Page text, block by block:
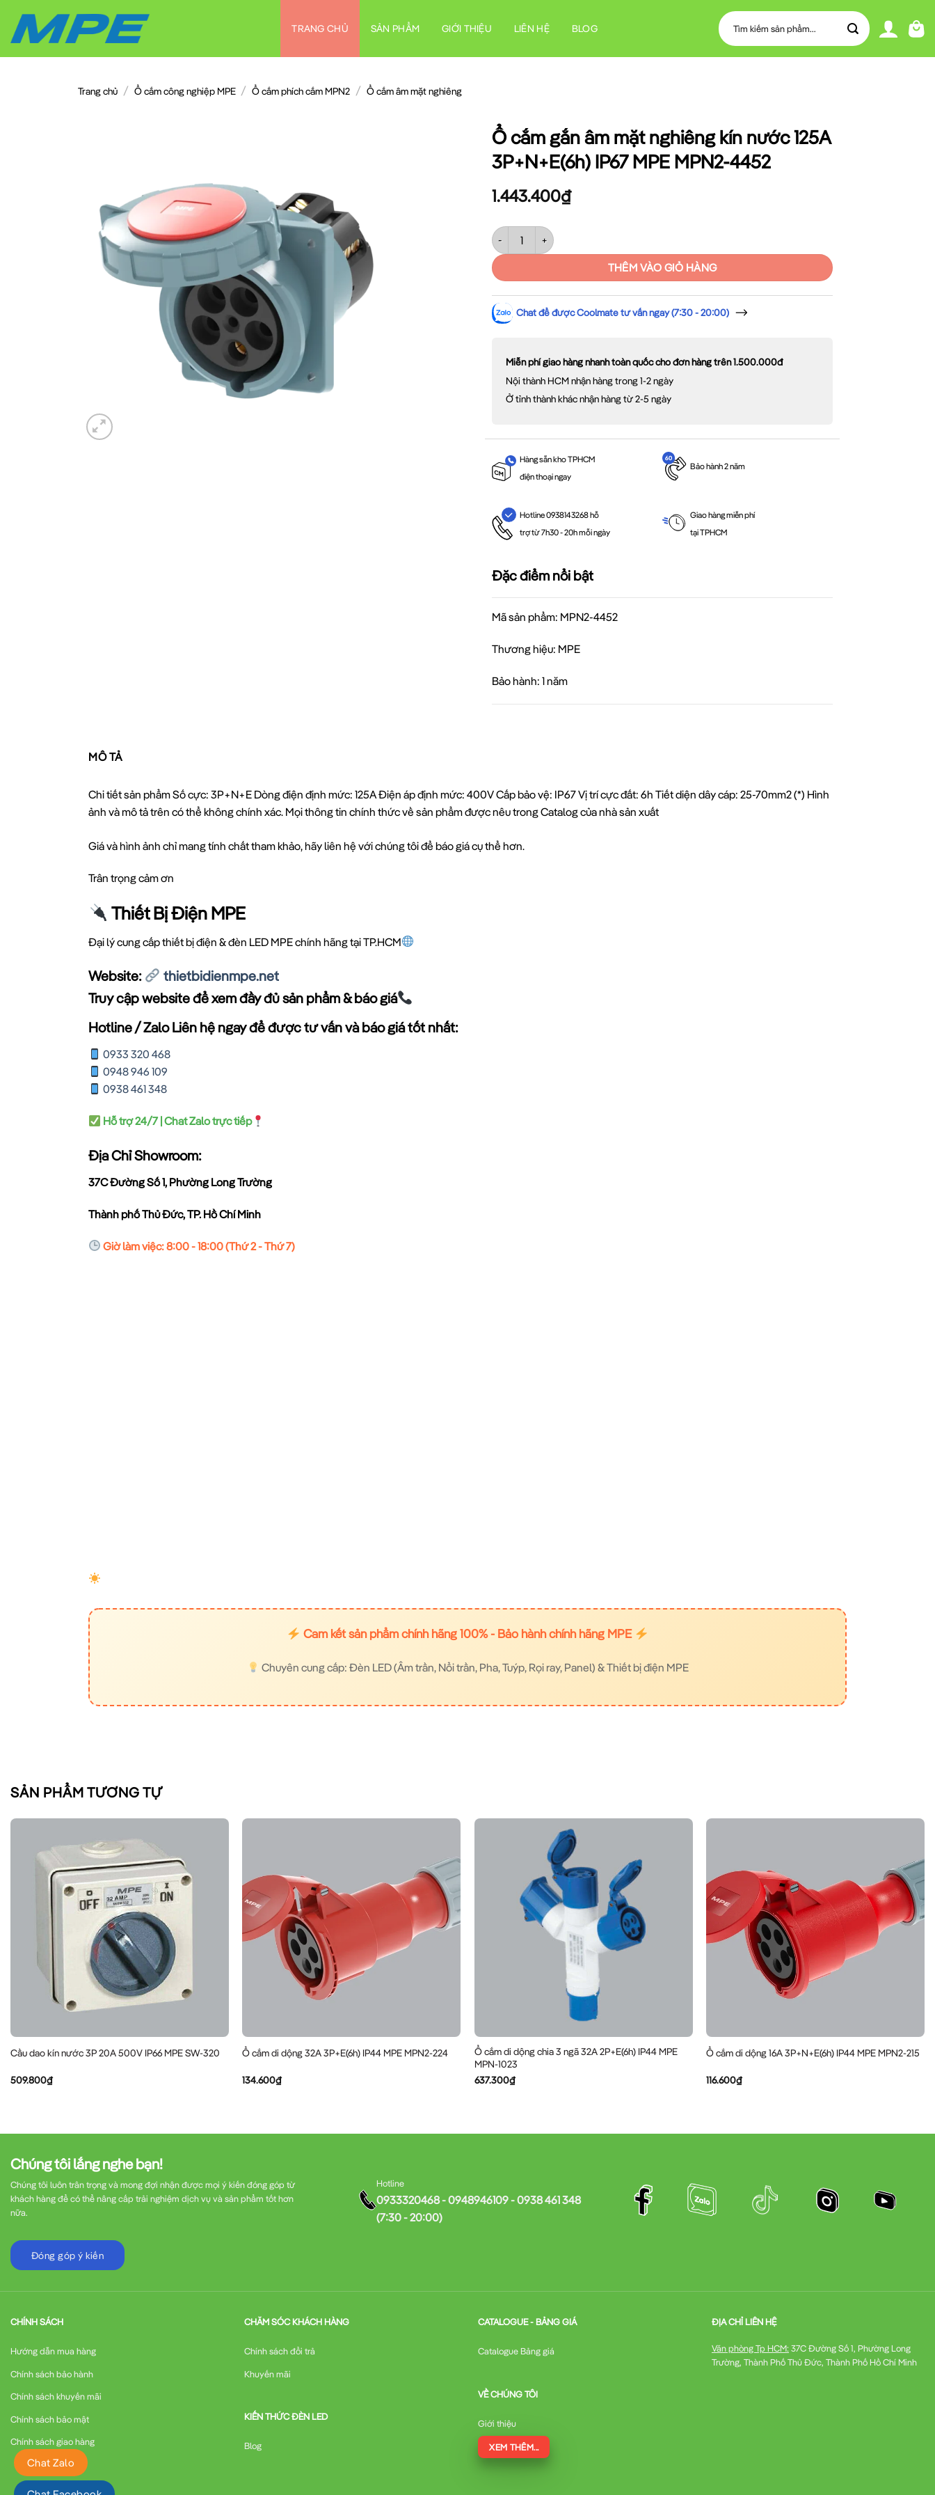
đến
nội
dung
TRANG CHỦ SẢN PHẨM GIỚI THIỆU LIÊN HỆ BLOG
Tìm
kiếm:
Trang chủ / Ổ cắm công nghiệp MPE / Ổ cắm phích cắm MPN2 / Ổ cắm âm mặt nghiêng
Ổ cắm gắn âm mặt nghiêng kín nước 125A
3P+N+E(6h) IP67 MPE MPN2-4452
1.443.400₫
Ổ cắm gắn âm mặt nghiêng kín nước 125A 3P+N+E(6h) IP67 MPE MPN2-4452 số lượng
THÊM VÀO GIỎ HÀNG
Chat để được Coolmate tư vấn ngay (7:30 - 20:00)
Miễn phí giao hàng nhanh toàn quốc cho đơn hàng trên 1.500.000đ
Nội thành HCM nhận hàng trong 1-2 ngày
Ở tỉnh thành khác nhận hàng từ 2-5 ngày
Hàng sẵn kho TPHCM
điện thoại ngay
Bảo hành 2 năm
Hotline 0938143268 hỗ
trợ từ 7h30 - 20h mỗi ngày
Giao hàng miễn phí
tại TPHCM
Đặc điểm nổi bật
Mã sản phẩm: MPN2-4452
Thương hiệu: MPE
Bảo hành: 1 năm
MÔ TẢ
Chi tiết sản phẩm Số cực: 3P+N+E Dòng điện định mức: 125A Điện áp định mức: 400V Cấp bảo vệ: IP67 Vị trí cực đất: 6h Tiết diện dây cáp: 25-70mm2 (*) Hình
ảnh và mô tả trên có thể không chính xác. Mọi thông tin chính thức về sản phẩm được nêu trong Catalog của nhà sản xuất
Giá và hình ảnh chỉ mang tính chất tham khảo, hãy liên hệ với chúng tôi để báo giá cụ thể hơn.
Trân trọng cảm ơn
Thiết Bị Điện MPE
Đại lý cung cấp thiết bị điện & đèn LED MPE chính hãng tại TP.HCM
Website:
thietbidienmpe.net
Truy cập website để xem đầy đủ sản phẩm & báo giá
Hotline / Zalo Liên hệ ngay để được tư vấn và báo giá tốt nhất:
0933 320 468
0948 946 109
0938 461 348
Hỗ trợ 24/7 | Chat Zalo trực tiếp
Địa Chỉ Showroom:
37C Đường Số 1, Phường Long Trường
Thành phố Thủ Đức, TP. Hồ Chí Minh
Giờ làm việc: 8:00 - 18:00 (Thứ 2 - Thứ 7)
Cam kết sản phẩm chính hãng 100% - Bảo hành chính hãng MPE
Chuyên cung cấp: Đèn LED (Âm trần, Nổi trần, Pha, Tuýp, Rọi ray, Panel) & Thiết bị điện MPE
SẢN PHẨM TƯƠNG TỰ
Cầu dao kín nước 3P 20A 500V IP66 MPE SW-320
509.800₫
Ổ cắm di dộng 32A 3P+E(6h) IP44 MPE MPN2-224
134.600₫
Ổ cắm di dộng chia 3 ngã 32A 2P+E(6h) IP44 MPE
MPN-1023
637.300₫
Ổ cắm di dộng 16A 3P+N+E(6h) IP44 MPE MPN2-215
116.600₫
Chúng tôi lắng nghe bạn!
Chúng tôi luôn trân trọng và mong đợi nhận được mọi ý kiến đóng góp từ
khách hàng để có thể nâng cấp trải nghiệm dịch vụ và sản phẩm tốt hơn
nữa.
Đóng góp ý kiến
Hotline
0933320468 - 0948946109 - 0938 461 348
(7:30 - 20:00)
CHÍNH SÁCH
Hướng dẫn mua hàng
Chính sách bảo hành
Chính sách khuyến mãi
Chính sách bảo mật
Chính sách giao hàng
CHĂM SÓC KHÁCH HÀNG
Chính sách đổi trả
Khuyến mãi
KIẾN THỨC ĐÈN LED
Blog
CATALOGUE - BẢNG GIÁ
Catalogue Bảng giá
VỀ CHÚNG TÔI
Giới thiệu
XEM THÊM...
ĐỊA CHỈ LIÊN HỆ
Văn phòng Tp HCM:37C Đường Số 1, Phường Long
Trường, Thành Phố Thủ Đức, Thành Phố Hồ Chí Minh
Chat Zalo